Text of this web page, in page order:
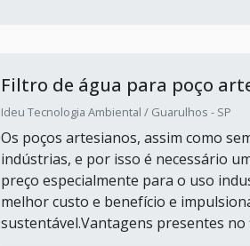
Filtro de água para poço
Ideu Tecnologia Ambiental / Guarulhos - SP
Os poços artesianos, assim como
indústrias, e por isso é necessário
preço especialmente para o uso
melhor custo e benefício e
sustentável.Vantagens presentes no